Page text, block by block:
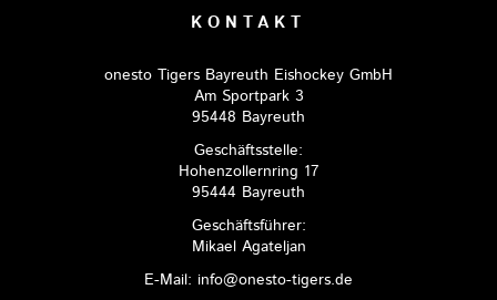
KONTAKT
onesto Tigers Bayreuth Eishockey GmbH
Am Sportpark 3
95448 Bayreuth
Geschäftsstelle:
Hohenzollernring 17
95444 Bayreuth
Geschäftsführer:
Mikael Agateljan
E-Mail: info@onesto-tigers.de